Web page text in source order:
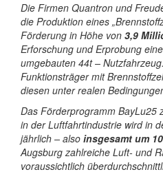
Die Firmen Quantron und
die Produktion eines
Förderung in Höhe von 3,9
Erforschung und Erprobung
umgebauten 44t –
Funktionsträger mit
diesen unter realen
Das Förderprogramm BayLu25
in der Luftfahrtindustrie wird in
jährlich – also insgesamt um
Augsburg zahlreiche Luft- und
voraussichtlich